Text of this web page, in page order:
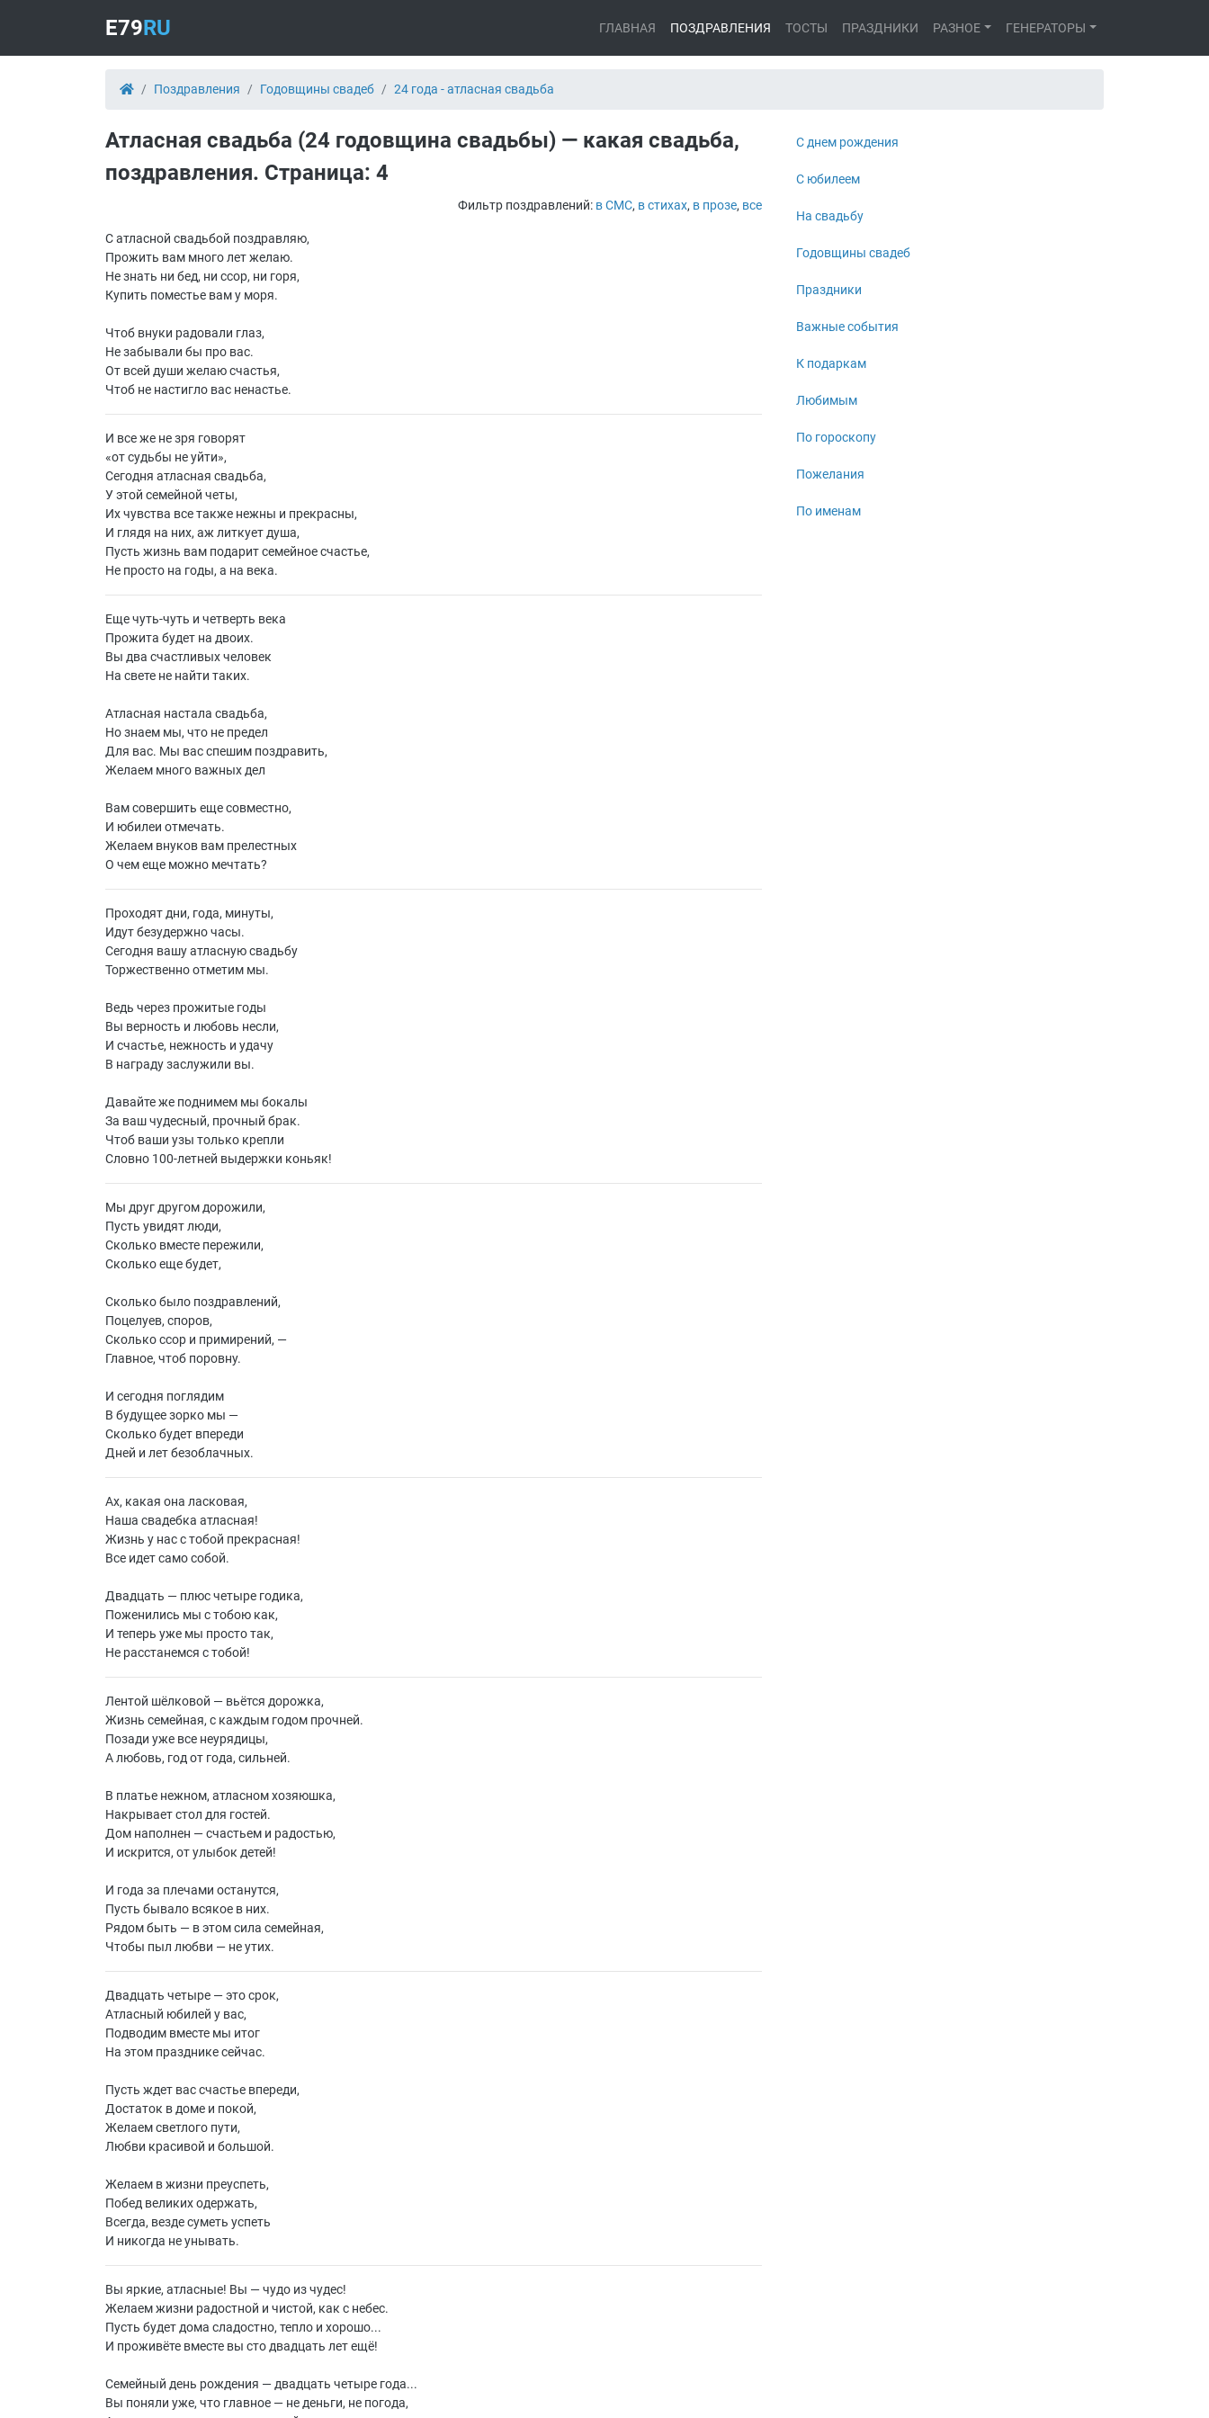
E79RU ГЛАВНАЯ ПОЗДРАВЛЕНИЯ ТОСТЫ ПРАЗДНИКИ РАЗНОЕ ГЕНЕРАТОРЫ
Поздравления Годовщины свадеб 24 года - атласная свадьба
Атласная свадьба (24 годовщина свадьбы) — какая свадьба,
поздравления. Страница: 4
Фильтр поздравлений: в СМС, в стихах, в прозе, все
С атласной свадьбой поздравляю,
Прожить вам много лет желаю.
Не знать ни бед, ни ссор, ни горя,
Купить поместье вам у моря.
Чтоб внуки радовали глаз,
Не забывали бы про вас.
От всей души желаю счастья,
Чтоб не настигло вас ненастье.
И все же не зря говорят
«от судьбы не уйти»,
Сегодня атласная свадьба,
У этой семейной четы,
Их чувства все также нежны и прекрасны,
И глядя на них, аж литкует душа,
Пусть жизнь вам подарит семейное счастье,
Не просто на годы, а на века.
Еще чуть-чуть и четверть века
Прожита будет на двоих.
Вы два счастливых человек
На свете не найти таких.
Атласная настала свадьба,
Но знаем мы, что не предел
Для вас. Мы вас спешим поздравить,
Желаем много важных дел
Вам совершить еще совместно,
И юбилеи отмечать.
Желаем внуков вам прелестных
О чем еще можно мечтать?
Проходят дни, года, минуты,
Идут безудержно часы.
Сегодня вашу атласную свадьбу
Торжественно отметим мы.
Ведь через прожитые годы
Вы верность и любовь несли,
И счастье, нежность и удачу
В награду заслужили вы.
Давайте же поднимем мы бокалы
За ваш чудесный, прочный брак.
Чтоб ваши узы только крепли
Словно 100-летней выдержки коньяк!
Мы друг другом дорожили,
Пусть увидят люди,
Сколько вместе пережили,
Сколько еще будет,
Сколько было поздравлений,
Поцелуев, споров,
Сколько ссор и примирений, —
Главное, чтоб поровну.
И сегодня поглядим
В будущее зорко мы —
Сколько будет впереди
Дней и лет безоблачных.
Ах, какая она ласковая,
Наша свадебка атласная!
Жизнь у нас с тобой прекрасная!
Все идет само собой.
Двадцать — плюс четыре годика,
Поженились мы с тобою как,
И теперь уже мы просто так,
Не расстанемся с тобой!
Лентой шёлковой — вьётся дорожка,
Жизнь семейная, с каждым годом прочней.
Позади уже все неурядицы,
А любовь, год от года, сильней.
В платье нежном, атласном хозяюшка,
Накрывает стол для гостей.
Дом наполнен — счастьем и радостью,
И искрится, от улыбок детей!
И года за плечами останутся,
Пусть бывало всякое в них.
Рядом быть — в этом сила семейная,
Чтобы пыл любви — не утих.
Двадцать четыре — это срок,
Атласный юбилей у вас,
Подводим вместе мы итог
На этом празднике сейчас.
Пусть ждет вас счастье впереди,
Достаток в доме и покой,
Желаем светлого пути,
Любви красивой и большой.
Желаем в жизни преуспеть,
Побед великих одержать,
Всегда, везде суметь успеть
И никогда не унывать.
Вы яркие, атласные! Вы — чудо из чудес!
Желаем жизни радостной и чистой, как с небес.
Пусть будет дома сладостно, тепло и хорошо...
И проживёте вместе вы сто двадцать лет ещё!
Семейный день рождения — двадцать четыре года...
Вы поняли уже, что главное — не деньги, не погода,
С днем рождения
С юбилеем
На свадьбу
Годовщины свадеб
Праздники
Важные события
К подаркам
Любимым
По гороскопу
Пожелания
По именам